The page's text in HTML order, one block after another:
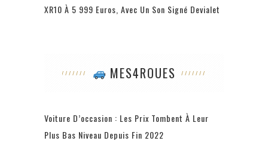
XR10 À 5 999 Euros, Avec Un Son Signé Devialet
MES4ROUES
Voiture D’occasion : Les Prix Tombent À Leur
Plus Bas Niveau Depuis Fin 2022